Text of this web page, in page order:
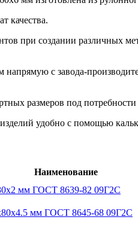
качества.
при создании различных
с завода-
размеров под потребности
удобно с помощью
Наименование
мм ГОСТ 8639-82 09Г2С
мм ГОСТ 8645-68 09Г2С